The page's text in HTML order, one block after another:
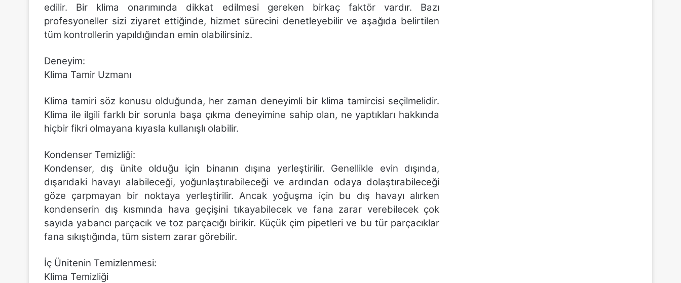
edilir. Bir klima onarımında dikkat edilmesi gereken birkaç faktör vardır. Bazı
profesyoneller sizi ziyaret ettiğinde, hizmet sürecini denetleyebilir ve aşağıda belirtilen
tüm kontrollerin yapıldığından emin olabilirsiniz.
Deneyim:
Klima Tamir Uzmanı
Klima tamiri söz konusu olduğunda, her zaman deneyimli bir klima tamircisi seçilmelidir.
Klima ile ilgili farklı bir sorunla başa çıkma deneyimine sahip olan, ne yaptıkları hakkında
hiçbir fikri olmayana kıyasla kullanışlı olabilir.
Kondenser Temizliği:
Kondenser, dış ünite olduğu için binanın dışına yerleştirilir. Genellikle evin dışında,
dışarıdaki havayı alabileceği, yoğunlaştırabileceği ve ardından odaya dolaştırabileceği
göze çarpmayan bir noktaya yerleştirilir. Ancak yoğuşma için bu dış havayı alırken
kondenserin dış kısmında hava geçişini tıkayabilecek ve fana zarar verebilecek çok
sayıda yabancı parçacık ve toz parçacığı birikir. Küçük çim pipetleri ve bu tür parçacıklar
fana sıkıştığında, tüm sistem zarar görebilir.
İç Ünitenin Temizlenmesi:
Klima Temizliği